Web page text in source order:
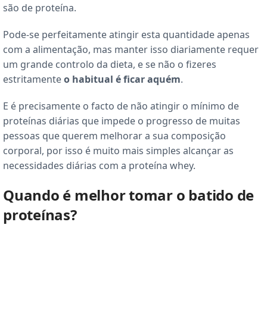
são de proteína.
Pode-se perfeitamente atingir esta quantidade apenas
com a alimentação, mas manter isso diariamente requer
um grande controlo da dieta, e se não o fizeres
estritamenteo habitual é ficar aquém.
E é precisamente o facto de não atingir o mínimo de
proteínas diárias que impede o progresso de muitas
pessoas que querem melhorar a sua composição
corporal, por isso é muito mais simples alcançar as
necessidades diárias com a proteína whey.
Quando é melhor tomar o batido de
proteínas?